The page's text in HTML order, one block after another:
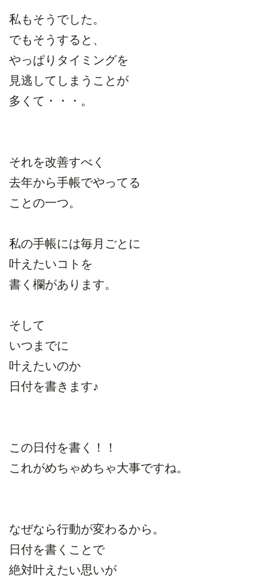
私もそうでした。
でもそうすると、
やっぱりタイミングを
見逃してしまうことが
多くて・・・。
それを改善すべく
去年から手帳でやってる
ことの一つ。
私の手帳には毎月ごとに
叶えたいコトを
書く欄があります。
そして
いつまでに
叶えたいのか
日付を書きます♪
この日付を書く！！
これがめちゃめちゃ大事ですね。
なぜなら行動が変わるから。
日付を書くことで
絶対叶えたい思いが